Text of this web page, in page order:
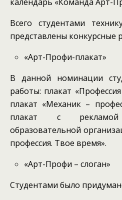
Всего студентами
представлены конкурсные
«Арт-Профи-плакат»
В данной номинации
работы: плакат
плакат «Механик –
плакат с рекламой
образовательной
профессия. Твое время».
«Арт-Профи – слоган»
Студентами было